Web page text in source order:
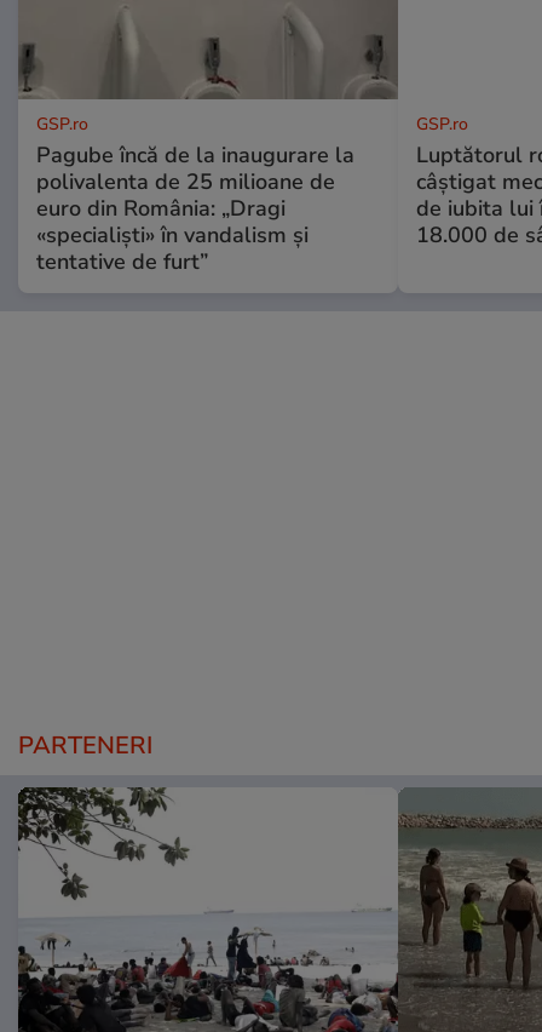
GSP.ro
Pagube încă de la inaugurare la
polivalenta de 25 milioane de
euro din România: „Dragi
«specialiști» în vandalism și
tentative de furt”
GSP.ro
Luptătorul
câștigat
de iubita lui
18.000 de
PARTENERI